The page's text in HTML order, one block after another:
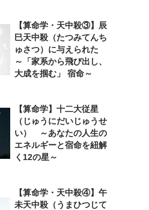
【算命学・天中殺③】辰
巳天中殺（たつみてんち
ゅさつ）に与えられた
～「家系から飛び出し、
大成を掴む」 宿命～
【算命学】十二大従星
（じゅうにだいじゅうせ
い） ～あなたの人生の
エネルギーと宿命を紐解
く12の星～
【算命学・天中殺④】午
未天中殺（うまひつじて